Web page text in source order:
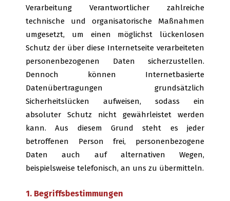
Verarbeitung Verantwortlicher zahlreiche
technische und organisatorische Maßnahmen
umgesetzt, um einen möglichst lückenlosen
Schutz der über diese Internetseite verarbeiteten
personenbezogenen Daten sicherzustellen.
Dennoch können Internetbasierte
Datenübertragungen grundsätzlich
Sicherheitslücken aufweisen, sodass ein
absoluter Schutz nicht gewährleistet werden
kann. Aus diesem Grund steht es jeder
betroffenen Person frei, personenbezogene
Daten auch auf alternativen Wegen,
beispielsweise telefonisch, an uns zu übermitteln.
1. Begriffsbestimmungen